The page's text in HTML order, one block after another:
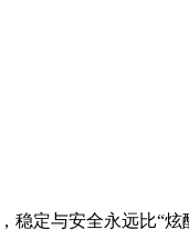
定与安全永远比“炫